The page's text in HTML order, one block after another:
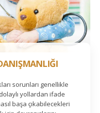
sorunları genellikle
yollardan ifade
başa çıkabilecekleri